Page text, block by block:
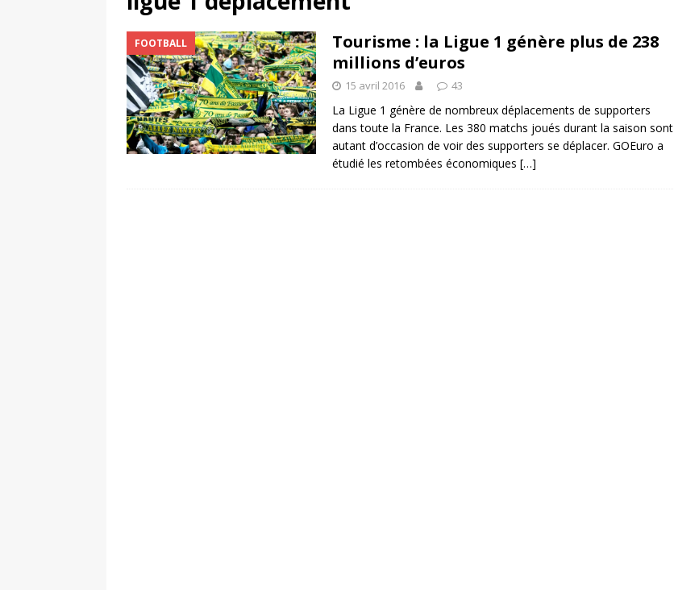
[ 4 août 2026 ]
Saint-Paul-lès-Dax au profit des sapeurs-pompiers face aux incendies dans les Landes
RUGBY
[ 2 août 2026 ] Le pari risqué d’On Running : vendre une sensation plutôt qu’un chrono
[ 7 août 2026 ] Pourquoi le Red Star FC réinvente son maillot avec un nouvel artiste chaque saison
ACTIVATION
FOOTBALL
Tourisme : la Ligue 1 génère plus de 238
millions d’euros
15 avril 2016 43
La Ligue 1 génère de nombreux déplacements de supporters
dans toute la France. Les 380 matchs joués durant la saison sont
autant d’occasion de voir des supporters se déplacer. GOEuro a
étudié les retombées économiques […]